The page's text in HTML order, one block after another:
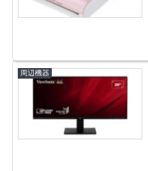
周辺機器